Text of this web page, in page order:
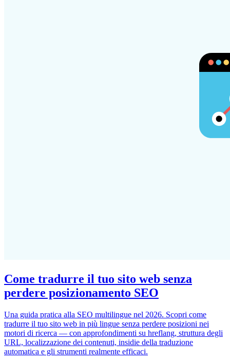
Come tradurre il tuo sito web senza
perdere posizionamento SEO
Una guida pratica alla SEO multilingue nel 2026. Scopri come
tradurre il tuo sito web in più lingue senza perdere posizioni nei
motori di ricerca — con approfondimenti su hreflang, struttura degli
URL, localizzazione dei contenuti, insidie della traduzione
automatica e gli strumenti realmente efficaci.